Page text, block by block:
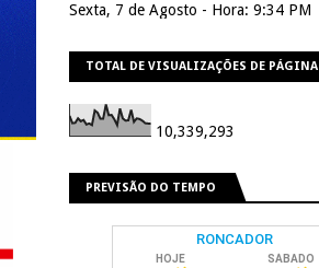
Sexta, 7 de Agosto - Hora: 9:34 PM
TOTAL DE VISUALIZAÇÕES DE PÁGINA
10,339,293
PREVISÃO DO TEMPO